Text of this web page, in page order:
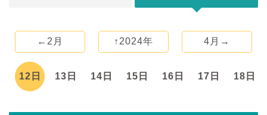
←2月 ↑2024年 4月→
12日 13日 14日 15日 16日 17日 18日